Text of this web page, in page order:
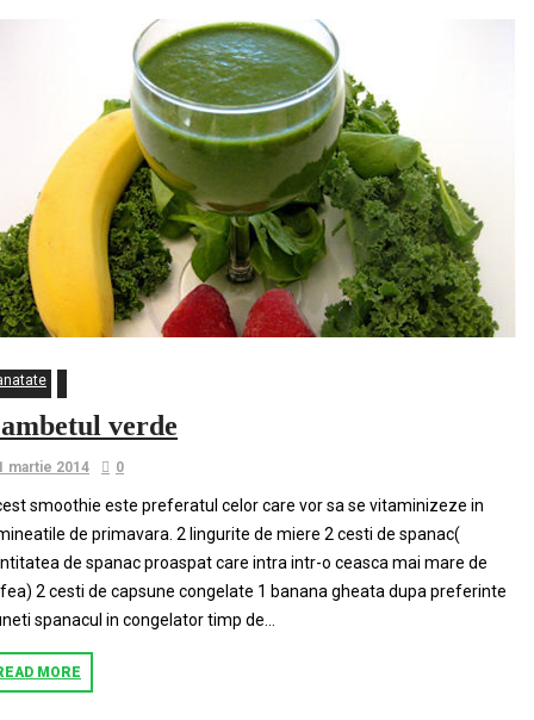
verde
martie 2014 0
smoothie este preferatul celor care vor sa se vitaminizeze in
de primavara. 2 lingurite de miere 2 cesti de spanac(
de spanac proaspat care intra intr-o ceasca mai mare de
2 cesti de capsune congelate 1 banana gheata dupa preferinte
spanacul in congelator timp de...
MORE